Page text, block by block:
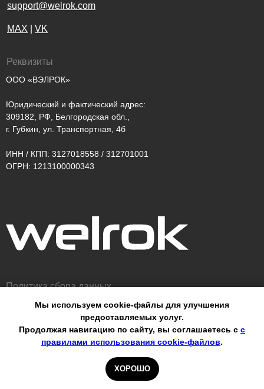
Мы используем cookie-файлы для улучшения
предоставляемых услуг.
Продолжая навигацию по сайту, вы соглашаетесь с с
правилами использования cookie-файлов.
ХОРОШО
support@welrok.com
Реквизиты
ООО «ВЭЛРОК»
Юридический и фактический адрес:
309182, РФ, Белгородская обл.,
г. Губкин, ул. Транспортная, 4б
ИНН / КПП: 3127018558 / 312701001
ОГРН: 1213100000343
Политика сбора данных
© ООО «ВЭЛРОК» 2026
Оферта
MAX VK
Для профессионалов